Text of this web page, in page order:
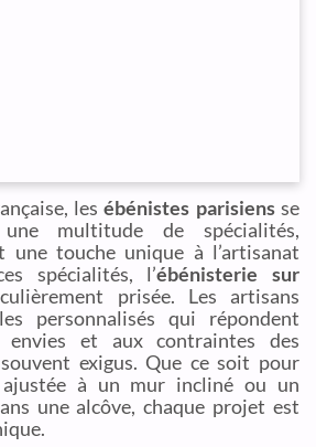
lesébénistes parisiensse
multitude de spécialités,
une touche unique à l’artisanat
spécialités, l’ébénisterie sur
prisée. Les artisans
personnalisés qui répondent
envies et aux contraintes des
exigus. Que ce soit pour
à un mur incliné ou un
une alcôve, chaque projet est